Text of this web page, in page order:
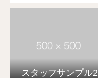
スタッフサンプル2